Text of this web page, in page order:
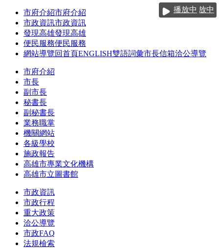
市府介紹市府介紹
市政資訊市政資訊
發現高雄發現高雄
便民服務便民服務
網站導覽回首頁ENGLISH雙語詞彙市長信箱洽公導覽
市府介紹
市長
副市長
秘書長
副秘書長
業務職掌
機關網站
各級學校
施政報告
高雄市專業文化機構
高雄市立圖書館
市政資訊
市政行程
重大政策
洽公導覽
市政FAQ
法規檢索
跳到主要內容區塊 播放中
播放中播放中
播放中